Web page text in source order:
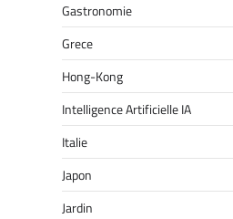
Gastronomie
Grece
Hong-Kong
Intelligence Artificielle IA
Italie
Japon
Jardin